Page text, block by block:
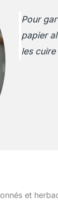
Pour
papier
les
et